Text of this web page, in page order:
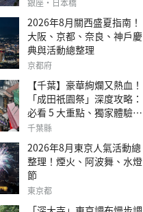
2026年8月關西盛夏指南！
大阪、京都、奈良、神戶慶
典與活動總整理
京都府
【千葉】豪華絢爛又熱血！
「成田祇園祭」深度攻略：
必看 5 大重點、獨家體驗指
南
千葉縣
2026年8月東京人氣活動總
整理！煙火、阿波舞、水燈
節
東京都